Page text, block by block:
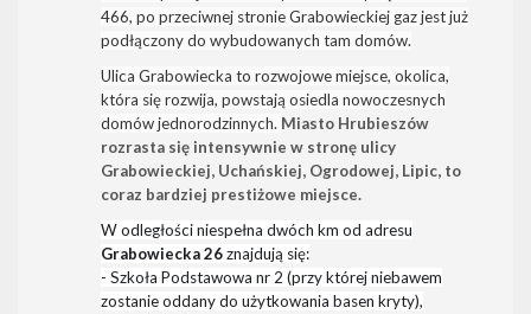
466, po przeciwnej stronie Grabowieckiej gaz jest już
podłączony do wybudowanych tam domów.
Ulica Grabowiecka to rozwojowe miejsce, okolica,
która się rozwija, powstają osiedla nowoczesnych
domów jednorodzinnych. Miasto Hrubieszów
rozrasta się intensywnie w stronę ulicy
Grabowieckiej, Uchańskiej, Ogrodowej, Lipic, to
coraz bardziej prestiżowe miejsce.
W odległości niespełna dwóch km od adresu
Grabowiecka 26znajdują się:
- Szkoła Podstawowa nr 2 (przy której niebawem
zostanie oddany do użytkowania basen kryty),